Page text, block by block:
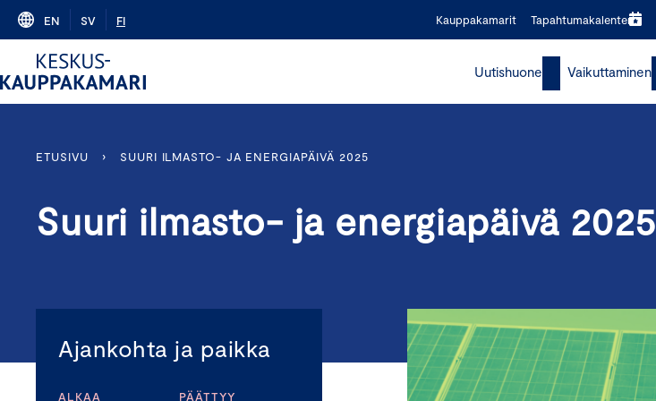
Skip
content
EN SV FI Kauppakamarit Tapahtumakalenteri
Uutishuone Vaikuttaminen
ETUSIVU › SUURI ILMASTO- JA ENERGIAPÄIVÄ 2025
Suuri ilmasto- ja energiapäivä 2025
Ajankohta ja paikka
ALKAA PÄÄTTYY